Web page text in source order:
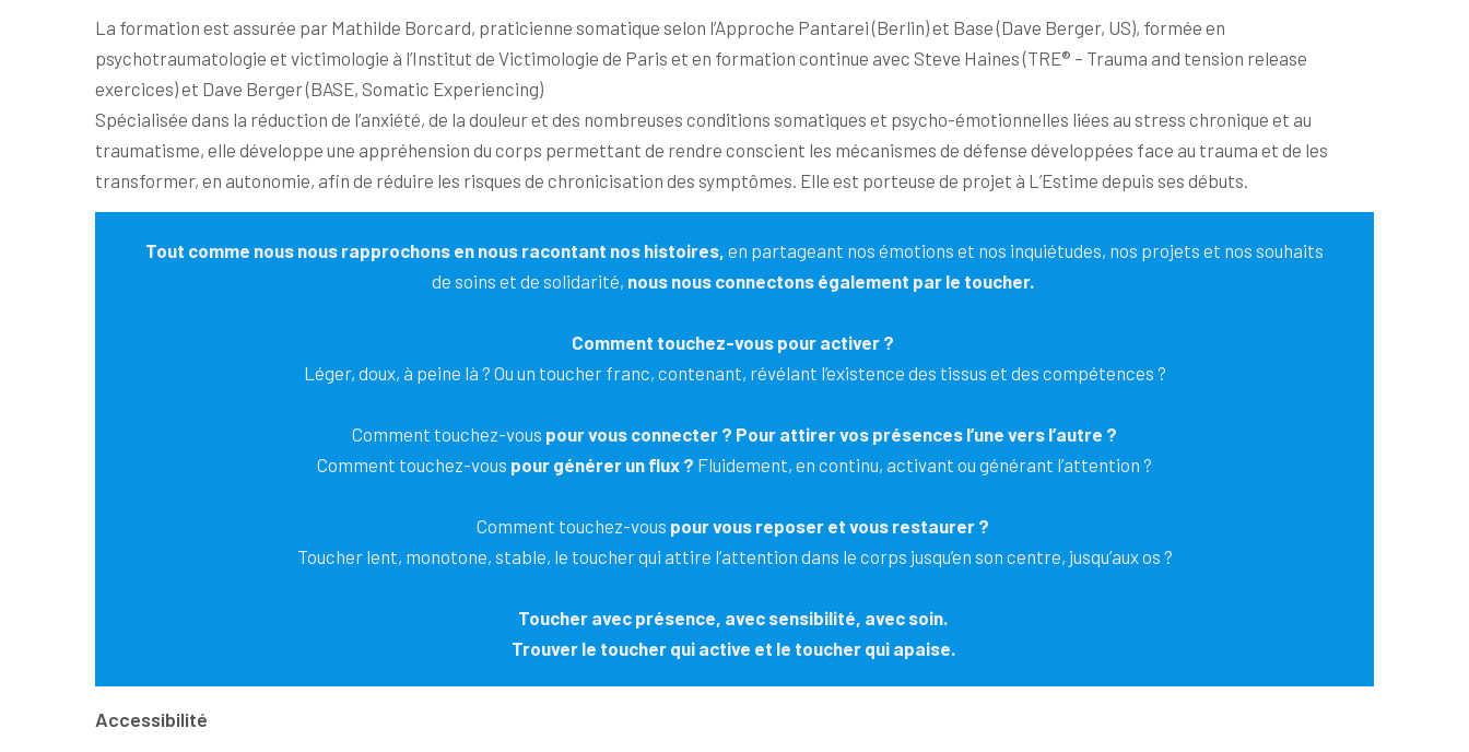
La formation est assurée par Mathilde Borcard, praticienne somatique selon l’Approche Pantarei (Berlin) et Base (Dave Berger, US), formée en
psychotraumatologie et victimologie à l’Institut de Victimologie de Paris et en formation continue avec Steve Haines (TRE® – Trauma and tension release
exercices) et Dave Berger (BASE, Somatic Experiencing)
Spécialisée dans la réduction de l’anxiété, de la douleur et des nombreuses conditions somatiques et psycho-émotionnelles liées au stress chronique et au
traumatisme, elle développe une appréhension du corps permettant de rendre conscient les mécanismes de défense développées face au trauma et de les
transformer, en autonomie, afin de réduire les risques de chronicisation des symptômes. Elle est porteuse de projet à L’Estime depuis ses débuts.
Tout comme nous nous rapprochons en nous racontant nos histoires, en partageant nos émotions et nos inquiétudes, nos projets et nos souhaits
de soins et de solidarité, nous nous connectons également par le toucher.
Comment touchez-vous pour activer ?
Léger, doux, à peine là ? Ou un toucher franc, contenant, révélant l’existence des tissus et des compétences ?
Comment touchez-vous pour vous connecter ? Pour attirer vos présences l’une vers l’autre ?
Comment touchez-vous pour générer un flux ? Fluidement, en continu, activant ou générant l’attention ?
Comment touchez-vous pour vous reposer et vous restaurer ?
Toucher lent, monotone, stable, le toucher qui attire l’attention dans le corps jusqu’en son centre, jusqu’aux os ?
Toucher avec présence, avec sensibilité, avec soin.
Trouver le toucher qui active et le toucher qui apaise.
Accessibilité